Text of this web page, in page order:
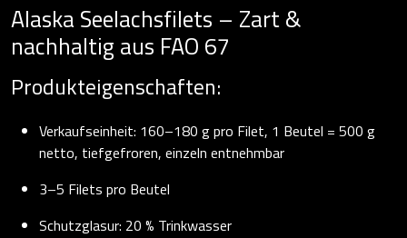
Alaska Seelachsfilets – Zart &
nachhaltig aus FAO 67
Produkteigenschaften:
Verkaufseinheit: 160–180 g pro Filet, 1 Beutel = 500 g
netto, tiefgefroren, einzeln entnehmbar
3–5 Filets pro Beutel
Schutzglasur: 20 % Trinkwasser